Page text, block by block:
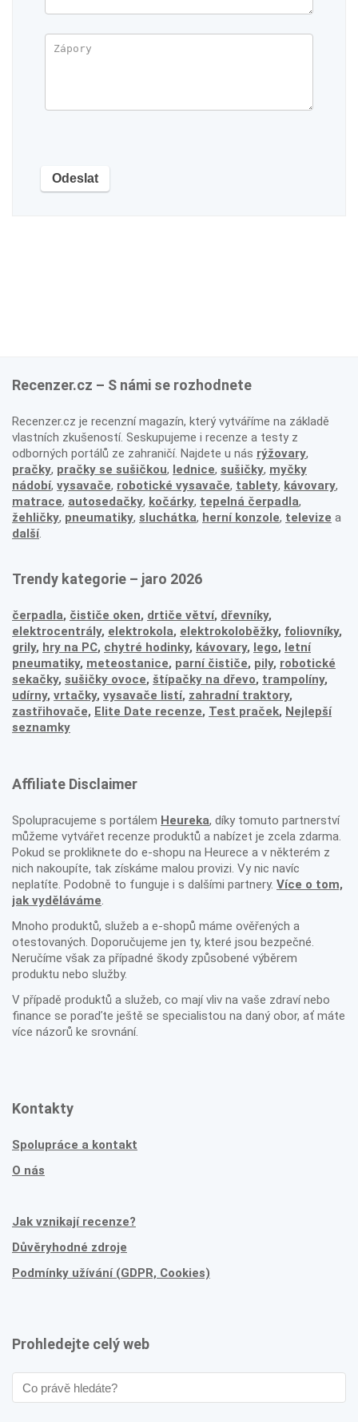
Recenzer.cz – S námi se rozhodnete
Recenzer.cz je recenzní magazín, který vytváříme na základě
vlastních zkušeností. Seskupujeme i recenze a testy z
odborných portálů ze zahraničí. Najdete u nás rýžovary,
pračky, pračky se sušičkou, lednice, sušičky, myčky
nádobí, vysavače, robotické vysavače, tablety, kávovary,
matrace, autosedačky, kočárky, tepelná čerpadla,
žehličky, pneumatiky, sluchátka, herní konzole, televize a
další.
Trendy kategorie – jaro 2026
čerpadla, čističe oken, drtiče větví, dřevníky,
elektrocentrály, elektrokola, elektrokoloběžky, foliovníky,
grily, hry na PC, chytré hodinky, kávovary, lego, letní
pneumatiky, meteostanice, parní čističe, pily, robotické
sekačky, sušičky ovoce, štípačky na dřevo, trampolíny,
udírny, vrtačky, vysavače listí, zahradní traktory,
zastřihovače, Elite Date recenze, Test praček, Nejlepší
seznamky
Affiliate Disclaimer
Spolupracujeme s portálem Heureka, díky tomuto partnerství
můžeme vytvářet recenze produktů a nabízet je zcela zdarma.
Pokud se prokliknete do e-shopu na Heurece a v některém z
nich nakoupíte, tak získáme malou provizi. Vy nic navíc
neplatíte. Podobně to funguje i s dalšími partnery. Více o tom,
jak vyděláváme.
Mnoho produktů, služeb a e-shopů máme ověřených a
otestovaných. Doporučujeme jen ty, které jsou bezpečné.
Neručíme však za případné škody způsobené výběrem
produktu nebo služby.
V případě produktů a služeb, co mají vliv na vaše zdraví nebo
finance se poraďte ještě se specialistou na daný obor, ať máte
více názorů ke srovnání.
Kontakty
Spolupráce a kontakt
O nás
Jak vznikají recenze?
Důvěryhodné zdroje
Podmínky užívání (GDPR, Cookies)
Prohledejte celý web